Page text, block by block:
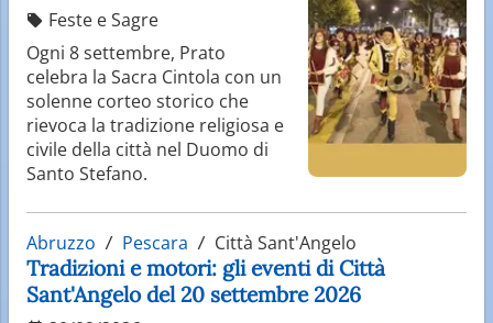
Feste e Sagre
Ogni 8 settembre, Prato
celebra la Sacra Cintola con un
solenne corteo storico che
rievoca la tradizione religiosa e
civile della città nel Duomo di
Santo Stefano.
Abruzzo Pescara Città Sant'Angelo
Tradizioni e motori: gli eventi di Città
Sant'Angelo del 20 settembre 2026